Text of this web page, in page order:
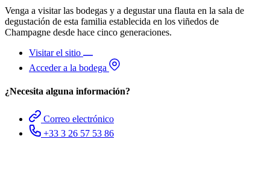
Venga a visitar las bodegas y a degustar una flauta en la sala de
degustación de esta familia establecida en los viñedos de
Champagne desde hace cinco generaciones.
Visitar el sitio
Acceder a la bodega
¿Necesita alguna información?
Correo electrónico
+33 3 26 57 53 86